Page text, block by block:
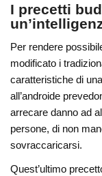
I precetti
Per rendere
modificato i
caratteristiche di
all’androide
arrecare danno ad
persone, di non
sovraccaricarsi.
Quest’ultimo